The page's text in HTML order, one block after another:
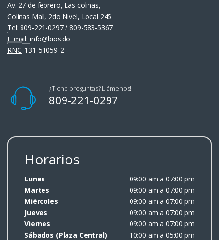
Av. 27 de febrero, Las colinas,
Colinas Mall, 2do Nivel, Local 245
Tel:809-221-0297 / 809-583-5367
E-mail: info@bios.do
RNC: 131-51059-2
¿Tiene preguntas? Llámenos!
809-221-0297
Horarios
Lunes
09:00 am a 07:00 pm
Martes
09:00 am a 07:00 pm
Miércoles
09:00 am a 07:00 pm
Jueves
09:00 am a 07:00 pm
Viernes
09:00 am a 07:00 pm
Sábados (Plaza Central)
10:00 am a 05:00 pm